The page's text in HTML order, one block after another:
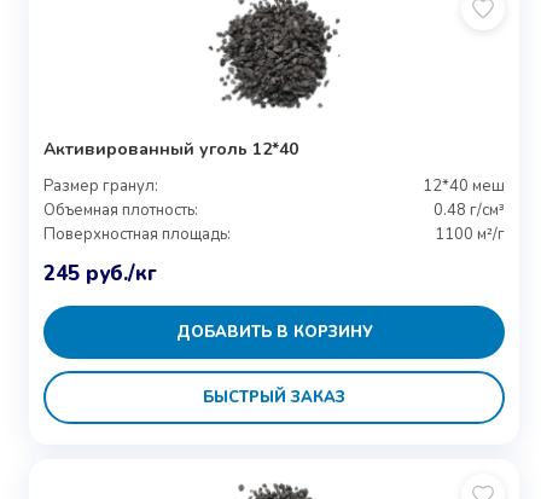
Активированный уголь 12*40
Размер гранул:
12*40 меш
Объемная плотность:
0.48 г/см³
Поверхностная площадь:
1100 м²/г
245 руб./кг
ДОБАВИТЬ В КОРЗИНУ
БЫСТРЫЙ ЗАКАЗ